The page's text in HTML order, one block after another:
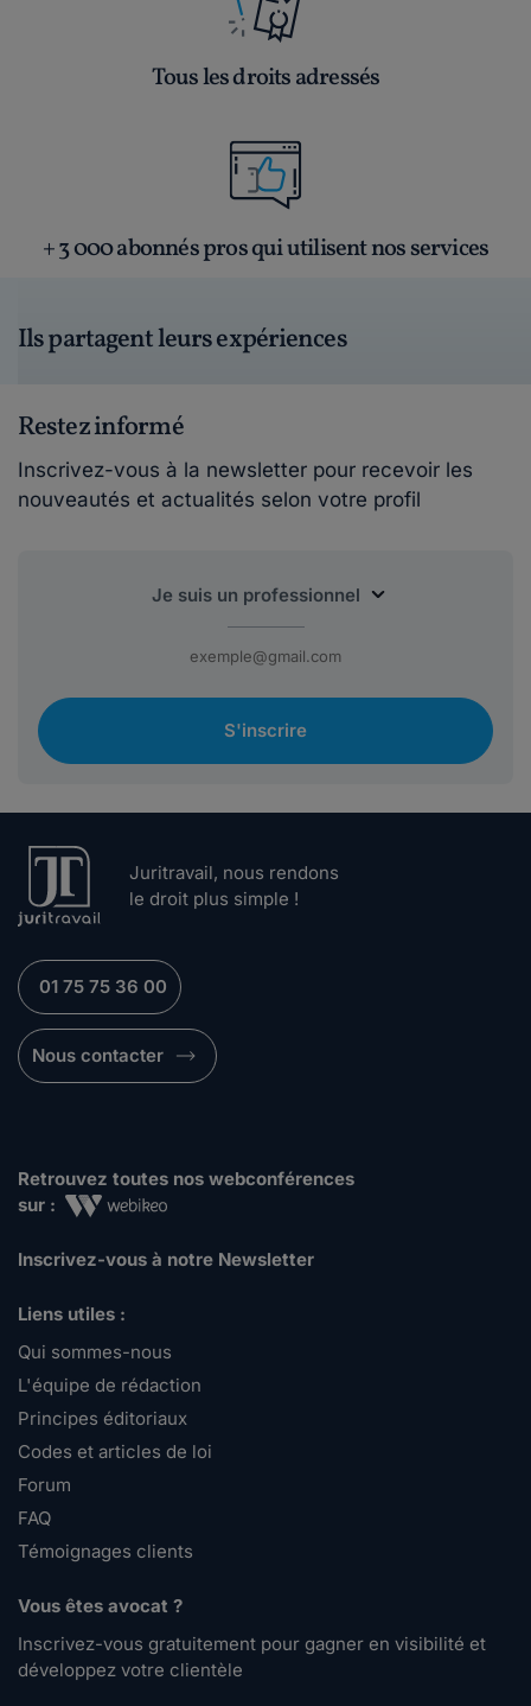
Tous les droits adressés
+ 3 000 abonnés pros qui utilisent nos services
Ils partagent leurs expériences
Restez informé
Inscrivez-vous à la newsletter pour recevoir les
nouveautés et actualités selon votre profil
S'inscrire
Juritravail, nous rendons
le droit plus simple !
01 75 75 36 00
Nous contacter
Retrouvez toutes nos webconférences
sur :
Inscrivez-vous à notre Newsletter
Liens utiles :
Qui sommes-nous
L'équipe de rédaction
Principes éditoriaux
Codes et articles de loi
Forum
FAQ
Témoignages clients
Vous êtes avocat ?
Inscrivez-vous gratuitement pour gagner en visibilité et
développez votre clientèle